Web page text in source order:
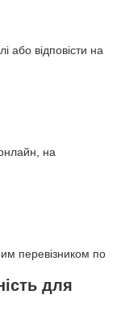
або відповісти на
на
перевізником по
для